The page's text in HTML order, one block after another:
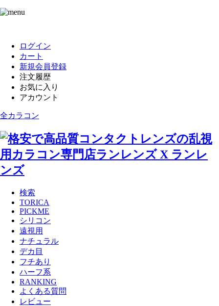
ログイン
カート
新規会員登録
注文履歴
お気に入り
アカウント
全カラコン
検索
TORICA
PICKME
シリコン
遠視用
ナチュラル
デカ目
フチあり
ハーフ系
RANKING
よくある質問
レビュー